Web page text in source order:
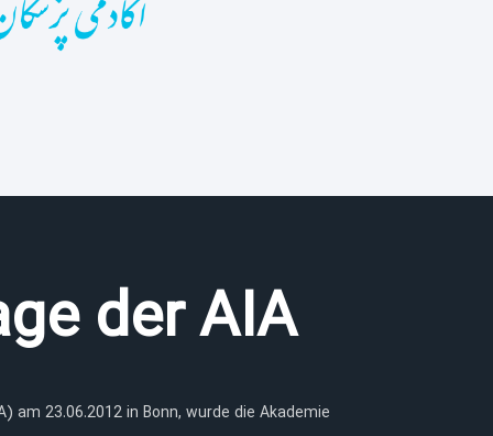
der AIA
am 23.06.2012 in Bonn, wurde die Akademie